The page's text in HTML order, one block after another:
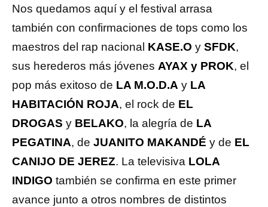
Nos quedamos aquí y el festival arrasa
también con confirmaciones de tops como los
maestros del rap nacional KASE.O y SFDK,
sus herederos más jóvenes AYAX y PROK, el
pop más exitoso de LA M.O.D.A y LA
HABITACIÓN ROJA, el rock de EL
DROGAS y BELAKO, la alegría de LA
PEGATINA, de JUANITO MAKANDÉ y de EL
CANIJO DE JEREZ. La televisiva LOLA
INDIGO también se confirma en este primer
avance junto a otros nombres de distintos